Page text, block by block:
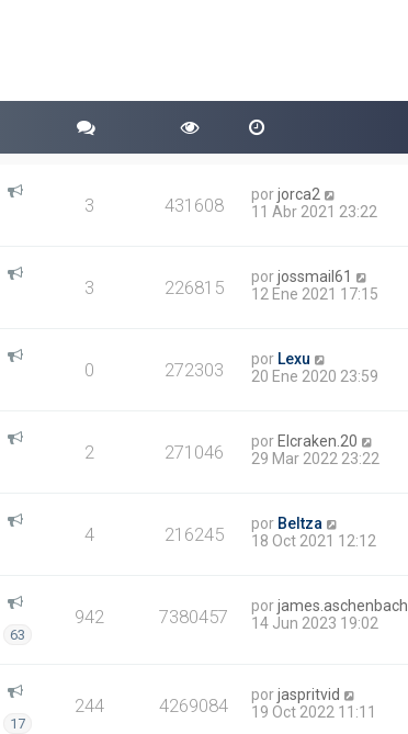
3 431608 porjorca2
11 Abr 2021 23:22
3 226815 porjossmail61
12 Ene 2021 17:15
0 272303 por Lexu
20 Ene 2020 23:59
2 271046 por Elcraken.20
29 Mar 2022 23:22
4 216245 por Beltza
18 Oct 2021 12:12
63
942 7380457 porjames.aschenbach
14 Jun 2023 19:02
17
244 4269084 porjaspritvid
19 Oct 2022 11:11